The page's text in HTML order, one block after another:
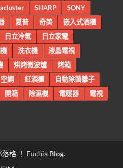
SHARP
SONY
夏普 奇美
嵌入式酒櫃
日立冷氣
日立家電
洗衣機
液晶電視
烘烤微波爐
烤箱
空調 紅酒櫃
自動除菌離子
開箱 除濕機 電暖器
電視
格 ！ Fuchia Blog.